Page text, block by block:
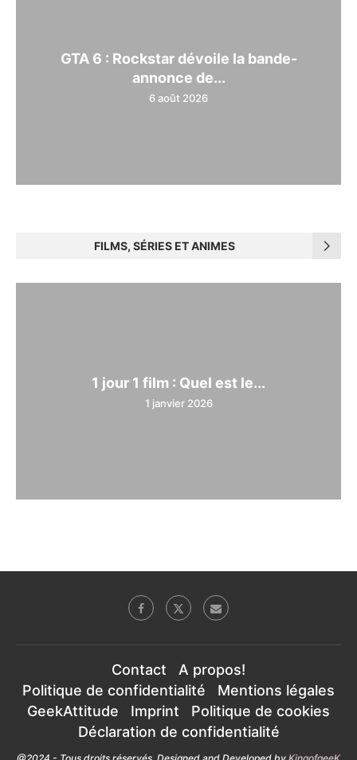
GTA 6 : Rockstar dévoile la bande-
annonce de...
6 août 2026
FILMS, SÉRIES ET ANIMES
1 jour 1 film : Quel est le...
1 janvier 2026
Contact
A propos!
Politique de confidentialité
Mentions légales
GeekAttitude
Imprint
Politique de cookies
Déclaration de confidentialité